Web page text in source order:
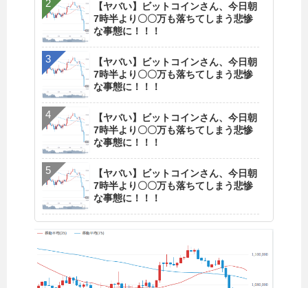
【ヤバい】ビットコインさん、今日朝
7時半より〇〇万も落ちてしまう悲惨
な事態に！！！
【ヤバい】ビットコインさん、今日朝
7時半より〇〇万も落ちてしまう悲惨
な事態に！！！
【ヤバい】ビットコインさん、今日朝
7時半より〇〇万も落ちてしまう悲惨
な事態に！！！
【ヤバい】ビットコインさん、今日朝
7時半より〇〇万も落ちてしまう悲惨
な事態に！！！